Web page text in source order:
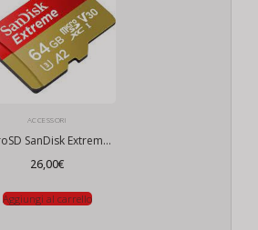
ACCESSORI
MicroSD SanDisk Extreme 64Gb
26,00€
Aggiungi al carrello